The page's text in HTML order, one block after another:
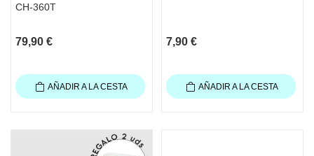
CH-360T
79,90 €
AÑADIR A LA CESTA
7,90 €
AÑADIR A LA CESTA